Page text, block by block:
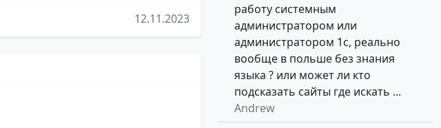
12.11.2023
работу системным
администратором или
администратором 1с, реально
вообще в польше без знания
языка ? или может ли кто
подсказать сайты где искать ...
Andrew